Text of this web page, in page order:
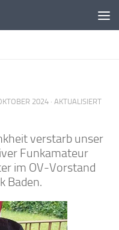
2024 · AKTUALISIERT
verstarb unser
Funkamateur
im OV-Vorstand
Baden.